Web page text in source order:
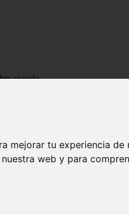
mejorar tu experiencia
web y para
ciencia